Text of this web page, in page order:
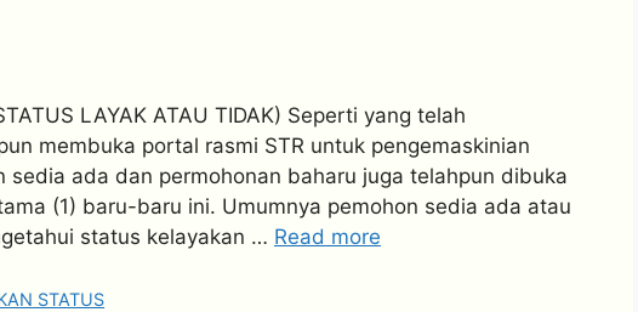
LAYAK ATAU TIDAK) Seperti yang telah
membuka portal rasmi STR untuk pengemaskinian
sedia ada dan permohonan baharu juga telahpun dibuka
(1) baru-baru ini. Umumnya pemohon sedia ada atau
status kelayakan … Read more
STATUS